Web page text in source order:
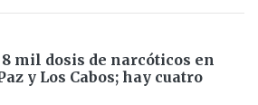
mil dosis de narcóticos en
y Los Cabos; hay cuatro